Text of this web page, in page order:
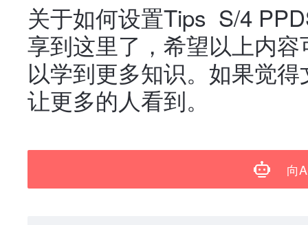
关于如何设置Tips S/4
享到这里了，希望以上内
以学到更多知识。如果觉
让更多的人看到。
向